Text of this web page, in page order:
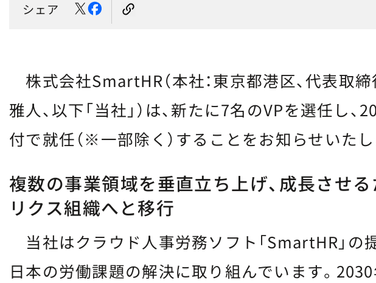
シェア
株式会社SmartHR（本社：東京都港区、代表取締
雅人、以下「当社」）は、新たに7名のVPを選任し、
付で就任（※一部除く）することをお知らせいたし
複数の事業領域を垂直立ち上げ、成長させ
リクス組織へと移行
当社はクラウド人事労務ソフト「SmartHR」の
日本の労働課題の解決に取り組んでいます。